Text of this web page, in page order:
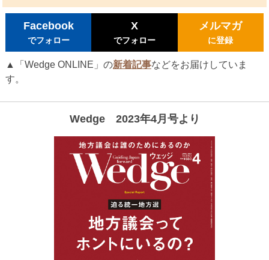
Facebook
でフォロー
X
でフォロー
メルマガ
に登録
▲「Wedge ONLINE」の新着記事などをお届けしていま
す。
Wedge 2023年4月号より